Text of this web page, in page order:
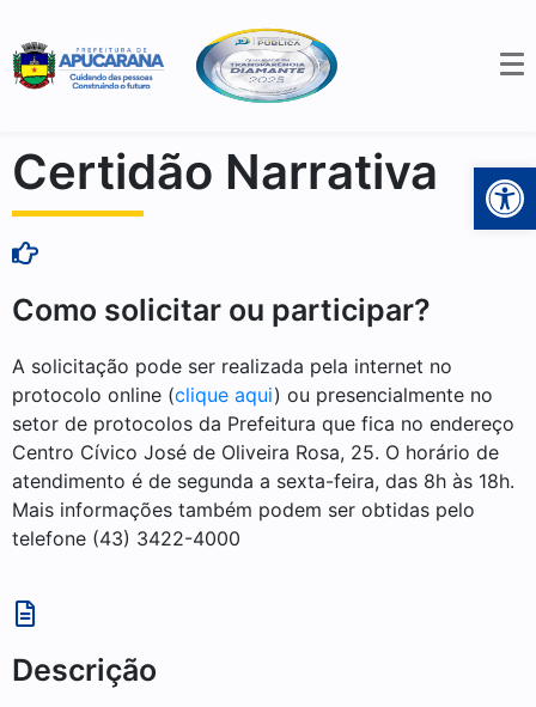
Certidão Narrativa
Como solicitar ou participar?
A solicitação pode ser realizada pela internet no
protocolo online (clique aqui) ou presencialmente no
setor de protocolos da Prefeitura que fica no endereço
Centro Cívico José de Oliveira Rosa, 25. O horário de
atendimento é de segunda a sexta-feira, das 8h às 18h.
Mais informações também podem ser obtidas pelo
telefone (43) 3422-4000
Descrição